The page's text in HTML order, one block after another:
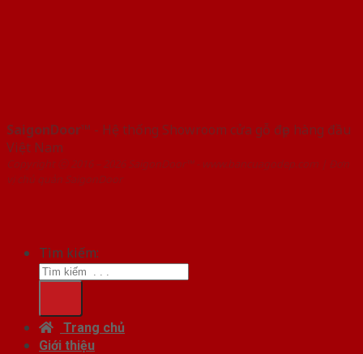
SaigonDoor™ - Hệ thống Showroom cửa gỗ đẹp hàng đầu
Việt Nam
Copyright ⓒ 2016 – 2026 SaigonDoor™ - www.bancuagodep.com | Đơn
vị chủ quản SaigonDoor
Tìm kiếm:
Trang chủ
Giới thiệu